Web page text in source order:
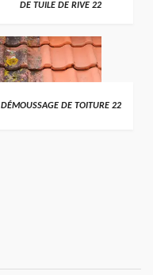
DE TUILE DE RIVE 22
DÉMOUSSAGE DE TOITURE 22